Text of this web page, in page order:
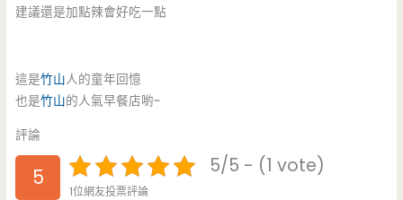
建議還是加點辣會好吃一點
這是竹山人的童年回憶
也是竹山的人氣早餐店喲~
評論
5 5/5 - (1 vote)
1位網友投票評論